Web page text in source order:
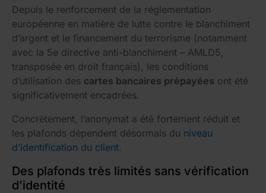
Depuis le renforcement de la réglementation
européenne en matière de lutte contre le blanchiment
d’argent et le financement du terrorisme (notamment
avec la 5e directive anti-blanchiment – AMLD5,
transposée en droit français), les conditions
d’utilisation des cartes bancaires prépayées ont été
significativement encadrées.
Concrètement, l’anonymat a été fortement réduit et
les plafonds dépendent désormais du niveau
d’identification du client.
Des plafonds très limités sans vérification
d’identité